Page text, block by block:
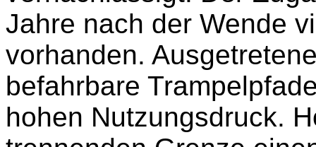
Jahre nach der Wende
vorhanden.
befahrbare
hohen Nutzungsdruck.